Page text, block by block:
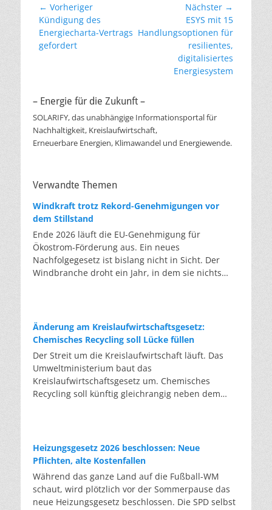
Beitragsnavigation
← Vorheriger
Vorheriger
Beitrag:
Kündigung des
Energiecharta-Vertrags
gefordert
Nächster →
Beitrag:
ESYS mit 15
Handlungsoptionen für
resilientes,
digitalisiertes
Energiesystem
– Energie für die Zukunft –
SOLARIFY, das unabhängige Informationsportal für
Nachhaltigkeit, Kreislaufwirtschaft,
Erneuerbare Energien, Klimawandel und Energiewende.
Verwandte Themen
Windkraft trotz Rekord-Genehmigungen vor
dem Stillstand
Ende 2026 läuft die EU-Genehmigung für
Ökostrom-Förderung aus. Ein neues
Nachfolgegesetz ist bislang nicht in Sicht. Der
Windbranche droht ein Jahr, in dem sie nichts
die Verfahren laufen heute deutlich schneller. Die
Halbjahresbilanz der Branche bestätigt dieses
Muster: So viele Windräder wie nie zuvor wurden
genehmigt, doch im ersten Halbjahr gingen netto
nur rund zwei Gigawatt ans Netz. Der Bestand
liegt damit bei etwa 70 Gigawatt. Das gesetzliche
Zwischenziel von 84 Gigawatt zum Jahresende ist
eine immer länger werdende Schlange baureifer
Projekte. Bis Jahresende dürfte sie nach
Branchenschätzungen ein Volumen erreichen, das
einem Drittel aller bereits in Deutschland
laufenden Windräder entspricht. Wer bei einer
Änderung am Kreislaufwirtschaftsgesetz:
Chemisches Recycling soll Lücke füllen
Der Streit um die Kreislaufwirtschaft läuft. Das
Umweltministerium baut das
Kreislaufwirtschaftsgesetz um. Chemisches
Recycling soll künftig gleichrangig neben dem
Novelle des Kreislaufwirtschaftsgesetzes (KrWG)
in die Anhörung gegeben. Bis zum 7. August
haben Verbände und Länder die Möglichkeit,
Stellung zu nehmen. Im Januar 2027 soll das
Kabinett eine Entscheidung treffen. Formal setzt
Heizungsgesetz 2026 beschlossen: Neue
Pflichten, alte Kostenfallen
Während das ganze Land auf die Fußball-WM
schaut, wird plötzlich vor der Sommerpause das
neue Heizungsgesetz beschlossen. Die SPD selbst